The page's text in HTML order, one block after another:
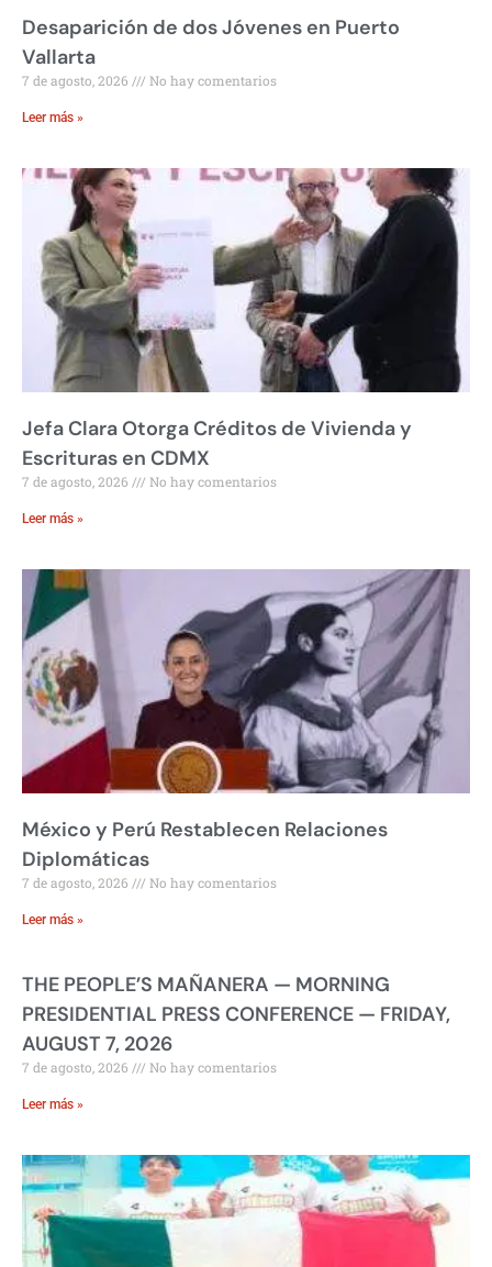
Desaparición de dos Jóvenes en Puerto
Vallarta
7 de agosto, 2026 No hay comentarios
Leer más »
Jefa Clara Otorga Créditos de Vivienda y
Escrituras en CDMX
7 de agosto, 2026 No hay comentarios
Leer más »
México y Perú Restablecen Relaciones
Diplomáticas
7 de agosto, 2026 No hay comentarios
Leer más »
THE PEOPLE’S MAÑANERA — MORNING
PRESIDENTIAL PRESS CONFERENCE — FRIDAY,
AUGUST 7, 2026
7 de agosto, 2026 No hay comentarios
Leer más »